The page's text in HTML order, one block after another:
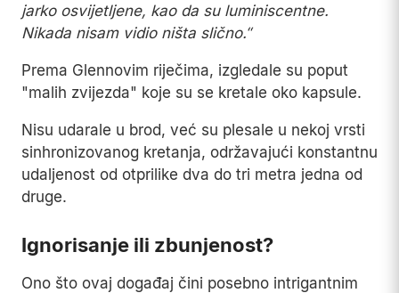
jarko osvijetljene, kao da su luminiscentne.
Nikada nisam vidio ništa slično.“
Prema Glennovim riječima, izgledale su poput
"malih zvijezda" koje su se kretale oko kapsule.
Nisu udarale u brod, već su plesale u nekoj vrsti
sinhronizovanog kretanja, održavajući konstantnu
udaljenost od otprilike dva do tri metra jedna od
druge.
Ignorisanje ili zbunjenost?
Ono što ovaj događaj čini posebno intrigantnim